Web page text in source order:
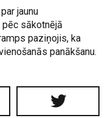
jaunu
sākotnējā
paziņojis, ka
panākšanu.